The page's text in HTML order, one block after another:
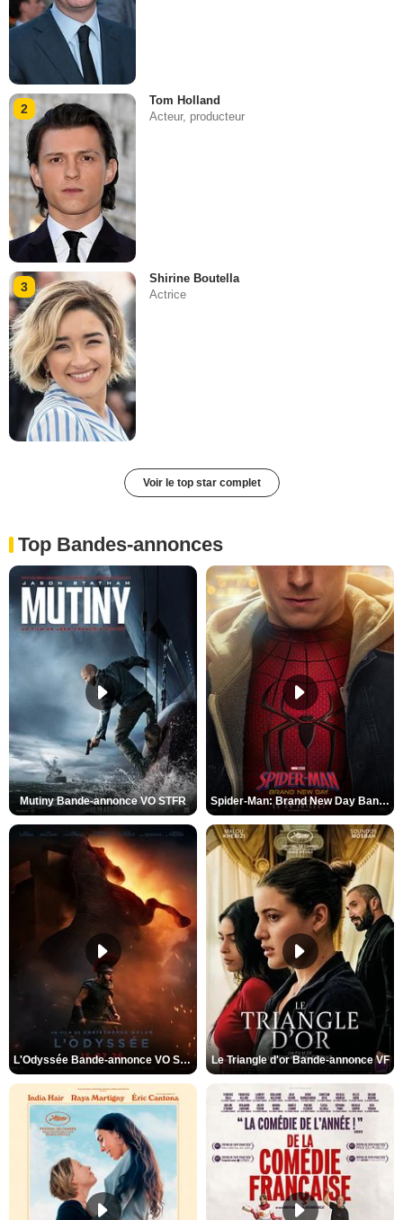
2
Tom Holland
Acteur, producteur
3
Shirine Boutella
Actrice
Voir le top star complet
Top Bandes-annonces
Mutiny Bande-annonce VO STFR Spider-Man: Brand New Day Bande-annonce VO STFR
L'Odyssée Bande-annonce VO STFR Le Triangle d'or Bande-annonce VF